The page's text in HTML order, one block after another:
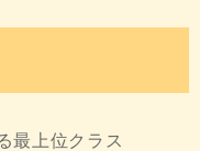
最上位クラス